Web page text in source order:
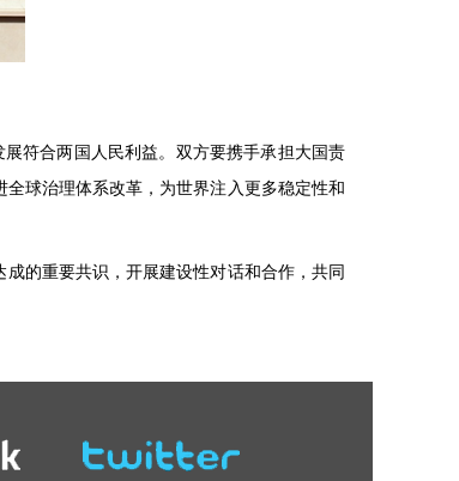
符合两国人民利益。双方要携手承担大国责
球治理体系改革，为世界注入更多稳定性和
的重要共识，开展建设性对话和合作，共同